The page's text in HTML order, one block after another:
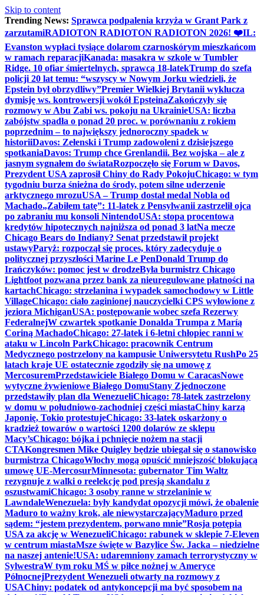
Skip to content
Trending News: Sprawca podpalenia krzyża w Grant Park z
zarzutamiRADIOTON RADIOTON RADIOTON 2026! ❤️IL:
Evanston wypłaci tysiące dolarom czarnoskórym mieszkańcom
w ramach reparacjiKanada: masakra w szkole w Tumbler
Ridge. 10 ofiar śmiertelnych, sprawcą 18-latekTrump do szefa
policji 20 lat temu: “wszyscy w Nowym Jorku wiedzieli, że
Epstein był obrzydliwy”Premier Wielkiej Brytanii wyklucza
dymisję ws. kontrowersji wokół EpsteinaZakończyły się
rozmowy w Abu Zabi ws. pokoju na UkrainieUSA: liczba
zabójstw spadła o ponad 20 proc. w porównaniu z rokiem
poprzednim – to największy jednoroczny spadek w
historiiDavos: Zełenski i Trump zadowoleni z dzisiejszego
spotkaniaDavos: Trump chce Grenlandii. Bez wojska – ale z
jasnym sygnałem do świataRozpoczęło się Forum w Davos,
Prezydent USA zaprosił Chiny do Rady PokojuChicago: w tym
tygodniu burza śnieżna do środy, potem silne uderzenie
arktycznego mrozuUSA – Trump dostał medal Nobla od
Machado„Zabiłem tatę”: 11-latek z Pensylwanii zastrzelił ojca
po zabraniu mu konsoli NintendoUSA: stopa procentowa
kredytów hipotecznych najniższa od ponad 3 latNa mecze
Chicago Bears do Indiany? Senat przedstawił projekt
ustawyParyż: rozpoczął się proces, który zadecyduje o
politycznej przyszłości Marine Le PenDonald Trump do
Irańczyków: pomoc jest w drodzeByła burmistrz Chicago
Lightfoot pozwana przez bank za nieuregulowane płatności na
kartachChicago: strzelanina i wypadek samochodowy w Little
VillageChicago: ciało zaginionej nauczycielki CPS wyłowione z
jeziora MichiganUSA: postępowanie wobec szefa Rezerwy
FederalnejW czwartek spotkanie Donalda Trumpa z Maríą
Coriną MachadoChicago: 27-latek i 6-letni chłopiec ranni w
ataku w Lincoln ParkChicago: pracownik Centrum
Medycznego postrzelony na kampusie Uniwersytetu RushPo 25
latach kraje UE ostatecznie zgodziły się na umowę z
MercosuremPrzedstawiciele Białego Domu w CaracasNowe
wytyczne żywieniowe Białego DomuStany Zjednoczone
przedstawiły plan dla WenezueliChicago: 78-latek zastrzelony
w domu w południowo-zachodniej części miastaChiny karzą
Japonię, Tokio protestujeChicago: 33-latek oskarżony o
kradzież towarów o wartości 1200 dolarów ze sklepu
Macy’sChicago: bójka i pchnięcie nożem na stacji
CTAKongresmen Mike Quigley będzie ubiegał się o stanowisko
burmistrza ChicagoWłochy mogą opuścić mniejszość blokującą
umowę UE-MercosurMinnesota: gubernator Tim Waltz
rezygnuje z walki o reelekcję pod presją skandalu z
oszustwamiChicago: 3 osoby ranne w strzelaninie w
LawndaleWenezuela: były kandydat opozycji mówi, że obalenie
Maduro to ważny krok, ale niewystarczającyMaduro przed
sądem: “jestem prezydentem, porwano mnie”Rosja potępia
USA za akcję w WenezueliChicago: rabunek w sklepie 7-Eleven
w centrum miastaMsze święte w Bazylice Św. Jacka – niedzielne
na naszej antenie!USA: udaremniony zamach terrorystyczny w
SylwestraW tym roku MŚ w piłce nożnej w Ameryce
PółnocnejPrezydent Wenezueli otwarty na rozmowy z
USAChiny: podatek od antykoncepcji ma być sposobem na